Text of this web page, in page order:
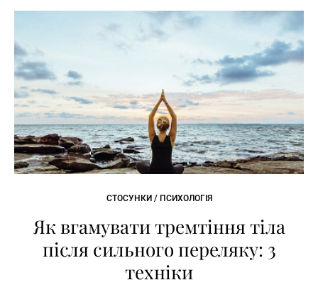
СТОСУНКИ / ПСИХОЛОГІЯ
Як вгамувати тремтіння тіла
після сильного переляку: 3
техніки